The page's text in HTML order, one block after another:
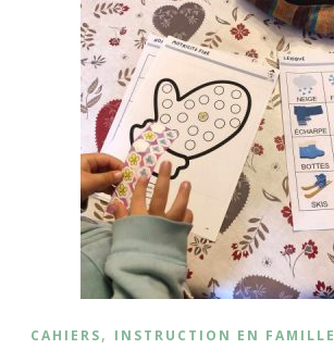
CAHIERS, INSTRUCTION EN FAMILLE